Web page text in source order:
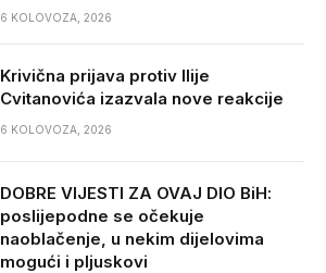
6 KOLOVOZA, 2026
Krivična prijava protiv Ilije
Cvitanovića izazvala nove reakcije
6 KOLOVOZA, 2026
DOBRE VIJESTI ZA OVAJ DIO BiH:
poslijepodne se očekuje
naoblačenje, u nekim dijelovima
mogući i pljuskovi